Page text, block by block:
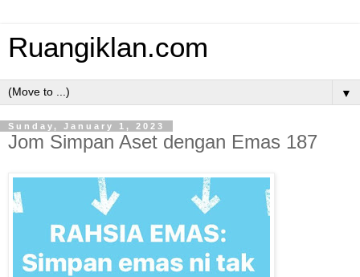
Ruangiklan.com
▼
Sunday, January 1, 2023
Jom Simpan Aset dengan Emas 187